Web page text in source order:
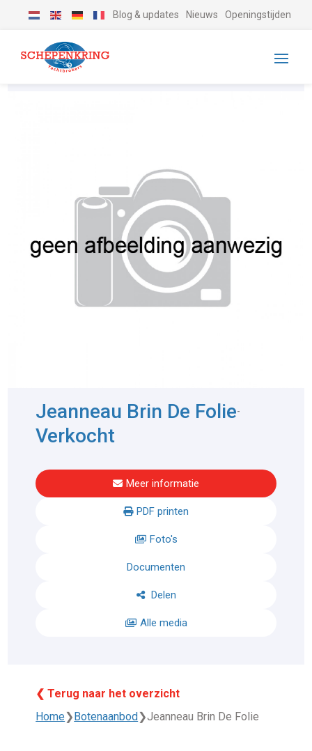
Blog & updates Nieuws Openingstijden
Jeanneau Brin De Folie-
Verkocht
Meer informatie
PDF printen
Foto's
Documenten
Delen
Alle media
❮ Terug naar het overzicht
Home❯Botenaanbod❯Jeanneau Brin De Folie